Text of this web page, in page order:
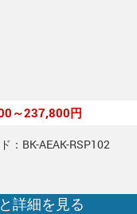
～237,800円
：BK-AEAK-RSP102
詳細を見る